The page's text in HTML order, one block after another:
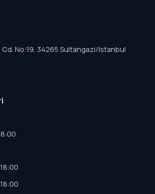
No:19, 34265 Sultangazi/Istanbul